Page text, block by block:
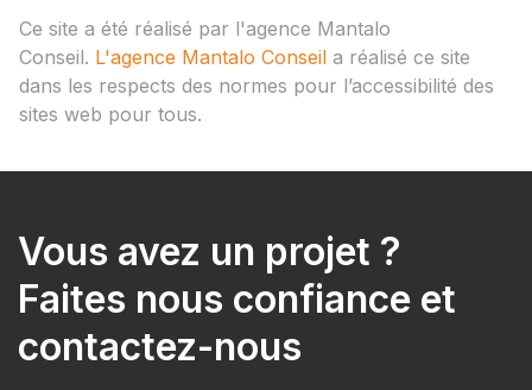
Ce site a été réalisé par l'agence Mantalo
Conseil. L'agence Mantalo Conseil a réalisé ce site
dans les respects des normes pour l’accessibilité des
sites web pour tous.
Vous avez un projet ?
Faites nous confiance et
contactez-nous